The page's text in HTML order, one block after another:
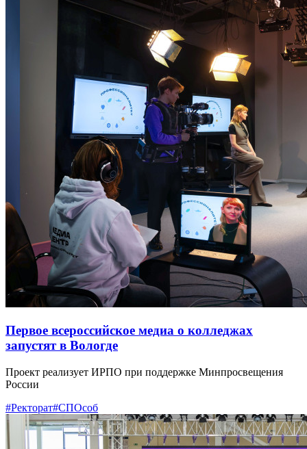
Первое всероссийское медиа о колледжах
запустят в Вологде
Проект реализует ИРПО при поддержке Минпросвещения
России
#Ректорат#СПОсоб